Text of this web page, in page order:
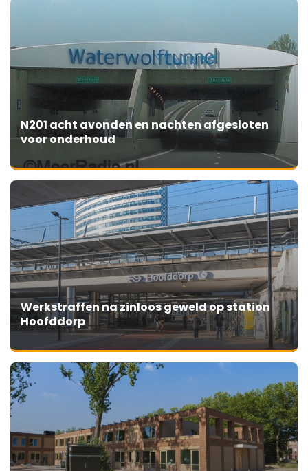
N201 acht avonden en nachten afgesloten
voor onderhoud
Werkstraffen na zinloos geweld op station
Hoofddorp